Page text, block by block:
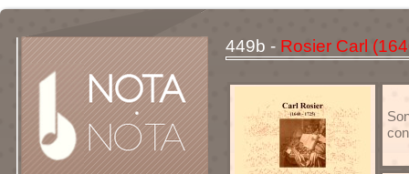
449b - Rosier Carl